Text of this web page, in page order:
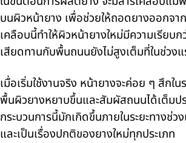
บนผิวหน้ายาง เพื่อช่วยให้ถอดยางออกจ
เคลือบนี้ทำให้ผิวหน้ายางใหม่มีความเรียบ
เสียดทานกับพื้นถนนยังไม่สูงเต็มที่ในช่วงแ
เมื่อเริ่มใช้งานจริง หน้ายางจะค่อย ๆ สึกใน
พื้นผิวยางหยาบขึ้นและสัมผัสถนนได้เต็มป
กระบวนการนี้มักเกิดขึ้นภายในระยะทางช่ว
และเป็นเรื่องปกติของยางใหม่ทุกประเภท